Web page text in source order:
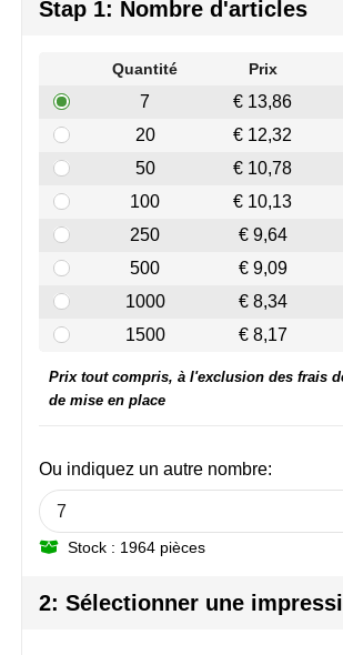
Vêtements de sport
Sécurité, voiture & vélo
Loisirs, jeux & plein air
Vêtements de travail
Join the pipe
Lipton
MagLite
Marksman
Marvin's
Mentos
Moleskine
NoStress
Stap 1: Nombre d'articles
Quantité Prix
7
€ 13,86
20
€ 12,32
50
€ 10,78
100
€ 10,13
250
€ 9,64
500
€ 9,09
1000
€ 8,34
1500
€ 8,17
Ou indiquez un autre nombre:
Stock : 1964 pièces
Prix tout compris, à l'exclusion des frais
de mise en place
2: Sélectionner une